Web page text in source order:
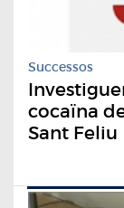
Successos
cocaïna
Sant Feliu